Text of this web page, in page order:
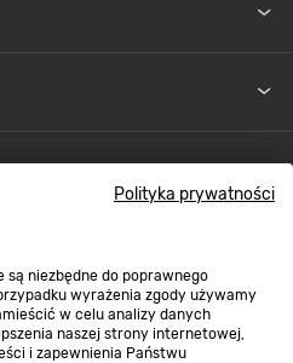
Polityka prywatności
niezbędne do poprawnego
wyrażenia zgody używamy
w celu analizy danych
naszej strony internetowej,
i zapewnienia Państwu